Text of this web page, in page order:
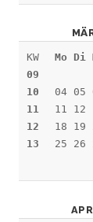
KW
09
10
11
12
13
Mo Di
04 05
11 12
18 19
25 26